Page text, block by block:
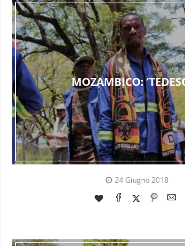
MOZAMBICO:
24 Giugno 2018